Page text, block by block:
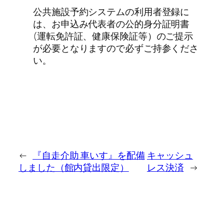
公共施設予約システムの利用者登録に
は、お申込み代表者の公的身分証明書
(運転免許証、健康保険証等）のご提示
が必要となりますので必ずご持参くださ
い。
←
『自走介助 車いす』を配備
しました（館内貸出限定）
キャッシュ
レス決済 →